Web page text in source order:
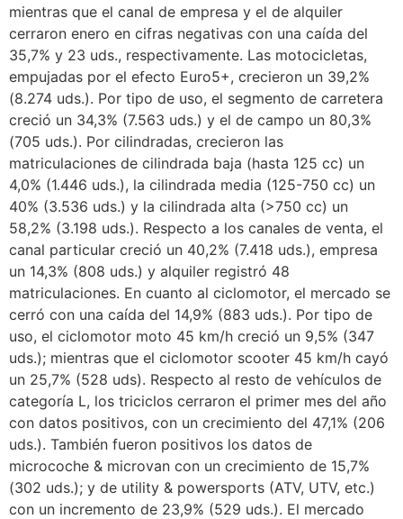
mientras que el canal de empresa y el de alquiler
cerraron enero en cifras negativas con una caída del
35,7% y 23 uds., respectivamente. Las motocicletas,
empujadas por el efecto Euro5+, crecieron un 39,2%
(8.274 uds.). Por tipo de uso, el segmento de carretera
creció un 34,3% (7.563 uds.) y el de campo un 80,3%
(705 uds.). Por cilindradas, crecieron las
matriculaciones de cilindrada baja (hasta 125 cc) un
4,0% (1.446 uds.), la cilindrada media (125-750 cc) un
40% (3.536 uds.) y la cilindrada alta (>750 cc) un
58,2% (3.198 uds.). Respecto a los canales de venta, el
canal particular creció un 40,2% (7.418 uds.), empresa
un 14,3% (808 uds.) y alquiler registró 48
matriculaciones. En cuanto al ciclomotor, el mercado se
cerró con una caída del 14,9% (883 uds.). Por tipo de
uso, el ciclomotor moto 45 km/h creció un 9,5% (347
uds.); mientras que el ciclomotor scooter 45 km/h cayó
un 25,7% (528 uds). Respecto al resto de vehículos de
categoría L, los triciclos cerraron el primer mes del año
con datos positivos, con un crecimiento del 47,1% (206
uds.). También fueron positivos los datos de
microcoche & microvan con un crecimiento de 15,7%
(302 uds.); y de utility & powersports (ATV, UTV, etc.)
con un incremento de 23,9% (529 uds.). El mercado